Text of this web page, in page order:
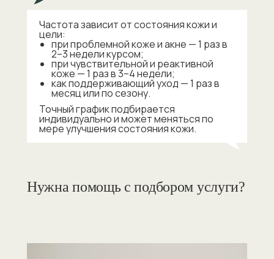
Частота зависит от состояния кожи и
цели:
при проблемной коже и акне —1 раз в
2–3 неделикурсом;
при чувствительной и реактивной
коже —1 раз в 3–4 недели;
как поддерживающий уход —1 раз в
месяцили по сезону.
Точный график подбирается
индивидуально и может меняться по
мере улучшения состояния кожи.
Нужна помощь с подбором услуги?